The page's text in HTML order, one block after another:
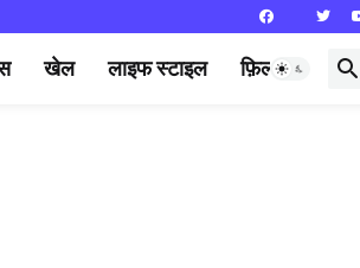
खेल लाइफ स्टाइल फ़िल्मी दुनिया